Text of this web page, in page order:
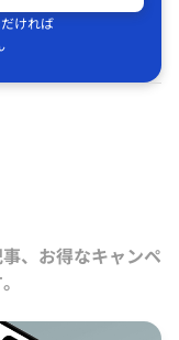
ければ
、お得なキャンペ